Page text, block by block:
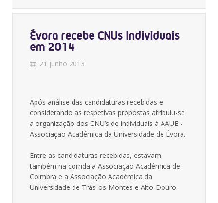
Évora recebe CNUs Individuais
em 2014
21 junho 2013
Após análise das candidaturas recebidas e
considerando as respetivas propostas atribuiu-se
a organização dos CNU’s de individuais à AAUE -
Associação Académica da Universidade de Évora.
Entre as candidaturas recebidas, estavam
também na corrida a Associação Académica de
Coimbra e a Associação Académica da
Universidade de Trás-os-Montes e Alto-Douro.